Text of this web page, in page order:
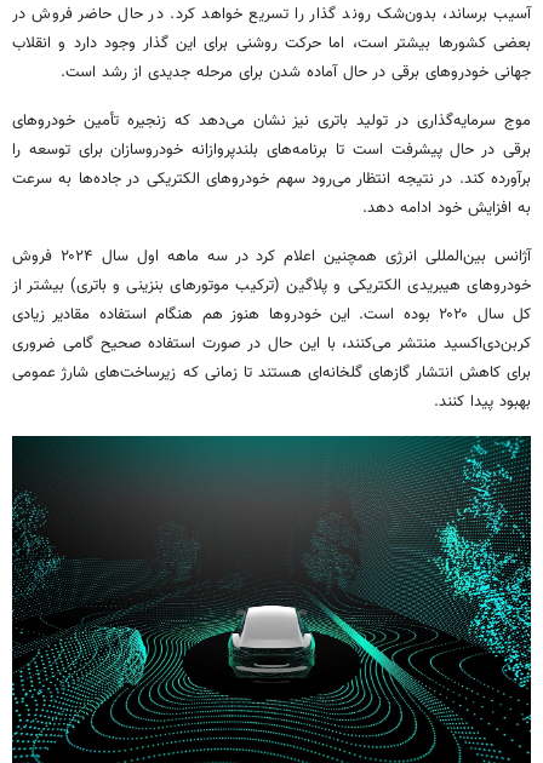
آسیب برساند، بدون‌شک روند گذار را تسریع خواهد کرد. در حال حاضر فروش در
بعضی کشورها بیشتر است، اما حرکت روشنی برای این گذار وجود دارد و انقلاب
جهانی خودروهای برقی در حال آماده شدن برای مرحله جدیدی از رشد است.
موج سرمایه‌گذاری در تولید باتری نیز نشان می‌دهد که زنجیره تأمین خودروهای
برقی در حال پیشرفت است تا برنامه‌های بلندپروازانه خودروسازان برای توسعه را
برآورده کند. در نتیجه انتظار می‌رود سهم خودروهای الکتریکی در جاده‌ها به سرعت
به افزایش خود ادامه دهد.
آژانس بین‌المللی انرژی همچنین اعلام کرد در سه ماهه اول سال ۲۰۲۴ فروش
خودروهای هیبریدی الکتریکی و پلاگین (ترکیب موتورهای بنزینی و باتری) بیشتر از
کل سال ۲۰۲۰ بوده است. این خودروها هنوز هم هنگام استفاده مقادیر زیادی
کربن‌دی‌اکسید منتشر می‌کنند، با این حال در صورت استفاده صحیح گامی ضروری
برای کاهش انتشار گازهای گلخانه‌ای هستند تا زمانی که زیرساخت‌های شارژ عمومی
بهبود پیدا کنند.